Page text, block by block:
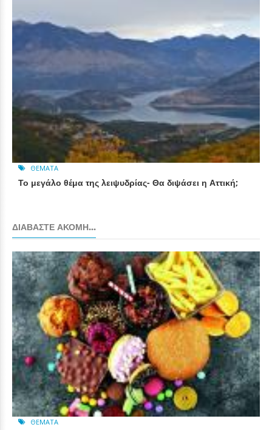
ΘΈΜΑΤΑ
Το μεγάλο θέμα της λειψυδρίας- Θα διψάσει η Αττική;
ΔΙΑΒΆΣΤΕ ΑΚΌΜΗ...
ΘΈΜΑΤΑ